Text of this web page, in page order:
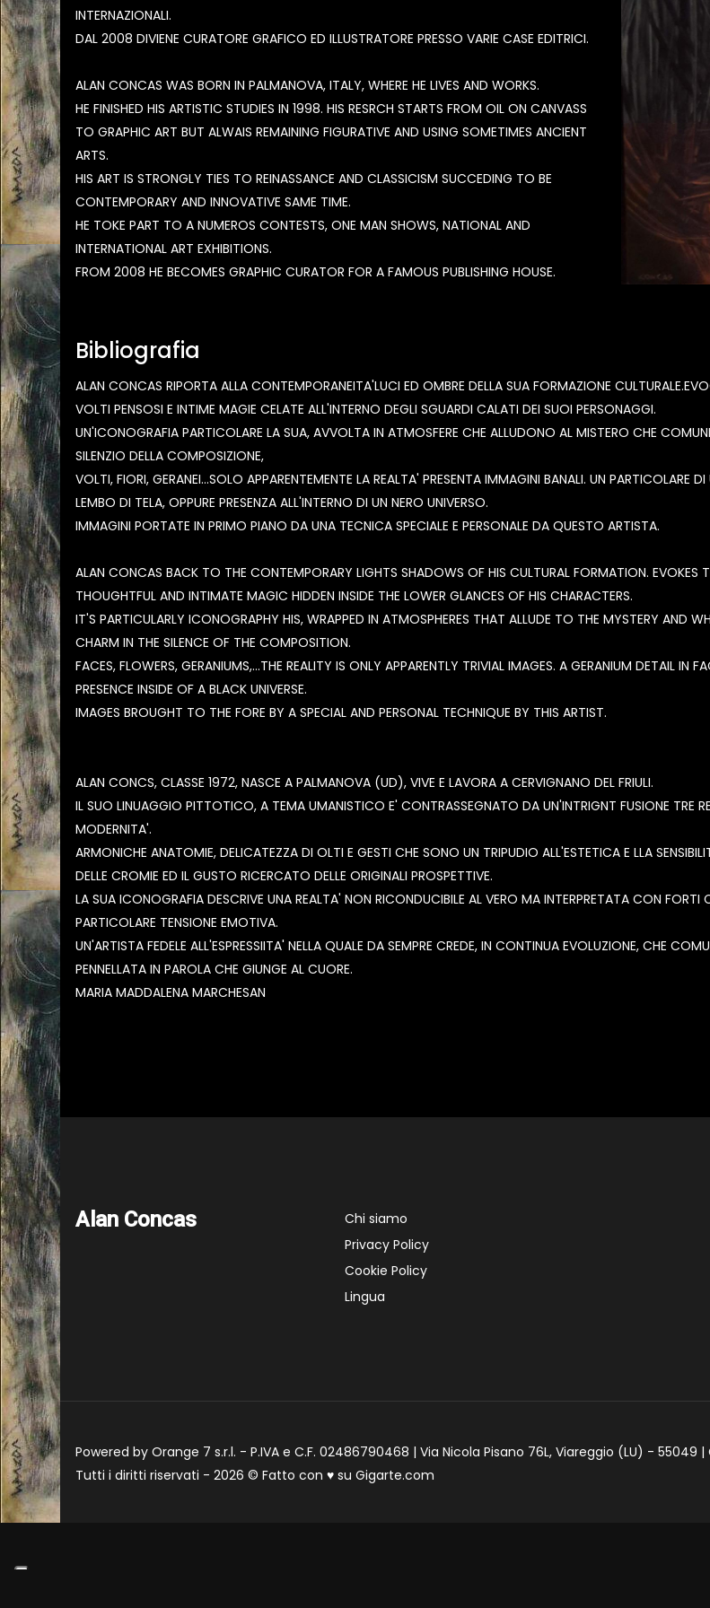
INTERNAZIONALI.
DAL 2008 DIVIENE CURATORE GRAFICO ED ILLUSTRATORE PRESSO VARIE CASE EDITRICI.
ALAN CONCAS WAS BORN IN PALMANOVA, ITALY, WHERE HE LIVES AND WORKS.
HE FINISHED HIS ARTISTIC STUDIES IN 1998. HIS RESRCH STARTS FROM OIL ON CANVASS
TO GRAPHIC ART BUT ALWAIS REMAINING FIGURATIVE AND USING SOMETIMES ANCIENT
ARTS.
HIS ART IS STRONGLY TIES TO REINASSANCE AND CLASSICISM SUCCEDING TO BE
CONTEMPORARY AND INNOVATIVE SAME TIME.
HE TOKE PART TO A NUMEROS CONTESTS, ONE MAN SHOWS, NATIONAL AND
INTERNATIONAL ART EXHIBITIONS.
FROM 2008 HE BECOMES GRAPHIC CURATOR FOR A FAMOUS PUBLISHING HOUSE.
Bibliografia
ALAN CONCAS RIPORTA ALLA CONTEMPORANEITA'LUCI ED OMBRE DELLA SUA FORMAZIONE
VOLTI PENSOSI E INTIME MAGIE CELATE ALL'INTERNO DEGLI SGUARDI CALATI DEI SUOI PERSONAGGI.
UN'ICONOGRAFIA PARTICOLARE LA SUA, AVVOLTA IN ATMOSFERE CHE ALLUDONO AL MISTERO CHE
SILENZIO DELLA COMPOSIZIONE,
VOLTI, FIORI, GERANEI...SOLO APPARENTEMENTE LA REALTA' PRESENTA IMMAGINI BANALI. UN PARTICOLARE
LEMBO DI TELA, OPPURE PRESENZA ALL'INTERNO DI UN NERO UNIVERSO.
IMMAGINI PORTATE IN PRIMO PIANO DA UNA TECNICA SPECIALE E PERSONALE DA QUESTO ARTISTA.
ALAN CONCAS BACK TO THE CONTEMPORARY LIGHTS SHADOWS OF HIS CULTURAL FORMATION. EVOKES
THOUGHTFUL AND INTIMATE MAGIC HIDDEN INSIDE THE LOWER GLANCES OF HIS CHARACTERS.
IT'S PARTICULARLY ICONOGRAPHY HIS, WRAPPED IN ATMOSPHERES THAT ALLUDE TO THE MYSTERY AND
CHARM IN THE SILENCE OF THE COMPOSITION.
FACES, FLOWERS, GERANIUMS,...THE REALITY IS ONLY APPARENTLY TRIVIAL IMAGES. A GERANIUM DETAIL IN
PRESENCE INSIDE OF A BLACK UNIVERSE.
IMAGES BROUGHT TO THE FORE BY A SPECIAL AND PERSONAL TECHNIQUE BY THIS ARTIST.
ALAN CONCS, CLASSE 1972, NASCE A PALMANOVA (UD), VIVE E LAVORA A CERVIGNANO DEL FRIULI.
IL SUO LINUAGGIO PITTOTICO, A TEMA UMANISTICO E' CONTRASSEGNATO DA UN'INTRIGNT FUSIONE TRE
MODERNITA'.
ARMONICHE ANATOMIE, DELICATEZZA DI OLTI E GESTI CHE SONO UN TRIPUDIO ALL'ESTETICA E LLA
DELLE CROMIE ED IL GUSTO RICERCATO DELLE ORIGINALI PROSPETTIVE.
LA SUA ICONOGRAFIA DESCRIVE UNA REALTA' NON RICONDUCIBILE AL VERO MA INTERPRETATA CON
PARTICOLARE TENSIONE EMOTIVA.
UN'ARTISTA FEDELE ALL'ESPRESSIITA' NELLA QUALE DA SEMPRE CREDE, IN CONTINUA EVOLUZIONE, CHE
PENNELLATA IN PAROLA CHE GIUNGE AL CUORE.
MARIA MADDALENA MARCHESAN
Alan Concas
Chi siamo
Privacy Policy
Cookie Policy
Lingua
Powered by Orange 7 s.r.l. - P.IVA e C.F. 02486790468 | Via Nicola Pisano 76L, Viareggio (LU) - 55049
Tutti i diritti riservati - 2026 © Fatto con ♥ su Gigarte.com